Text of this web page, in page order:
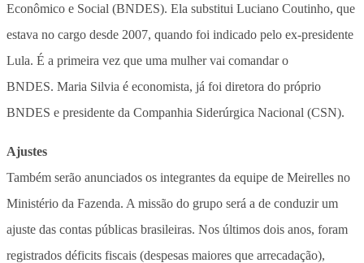
Econômico e Social (BNDES). Ela substitui Luciano Coutinho, que
estava no cargo desde 2007, quando foi indicado pelo ex-presidente
Lula. É a primeira vez que uma mulher vai comandar o
BNDES. Maria Silvia é economista, já foi diretora do próprio
BNDES e presidente da Companhia Siderúrgica Nacional (CSN).
Ajustes
Também serão anunciados os integrantes da equipe de Meirelles no
Ministério da Fazenda. A missão do grupo será a de conduzir um
ajuste das contas públicas brasileiras. Nos últimos dois anos, foram
registrados déficits fiscais (despesas maiores que arrecadação),